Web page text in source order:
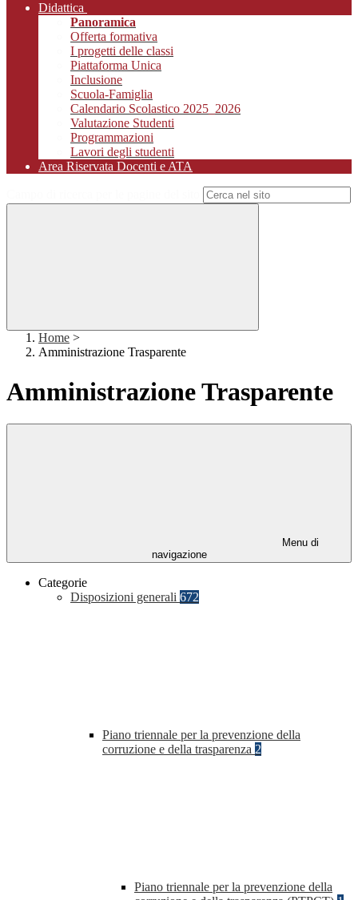
Didattica
Panoramica
Offerta formativa
I progetti delle classi
Piattaforma Unica
Inclusione
Scuola-Famiglia
Calendario Scolastico 2025_2026
Valutazione Studenti
Programmazioni
Lavori degli studenti
Area Riservata Docenti e ATA
Home >
Amministrazione Trasparente
Amministrazione Trasparente
Menu di
navigazione
Categorie
Disposizioni generali 672
Piano triennale per la prevenzione della
corruzione e della trasparenza 2
Piano triennale per la prevenzione della